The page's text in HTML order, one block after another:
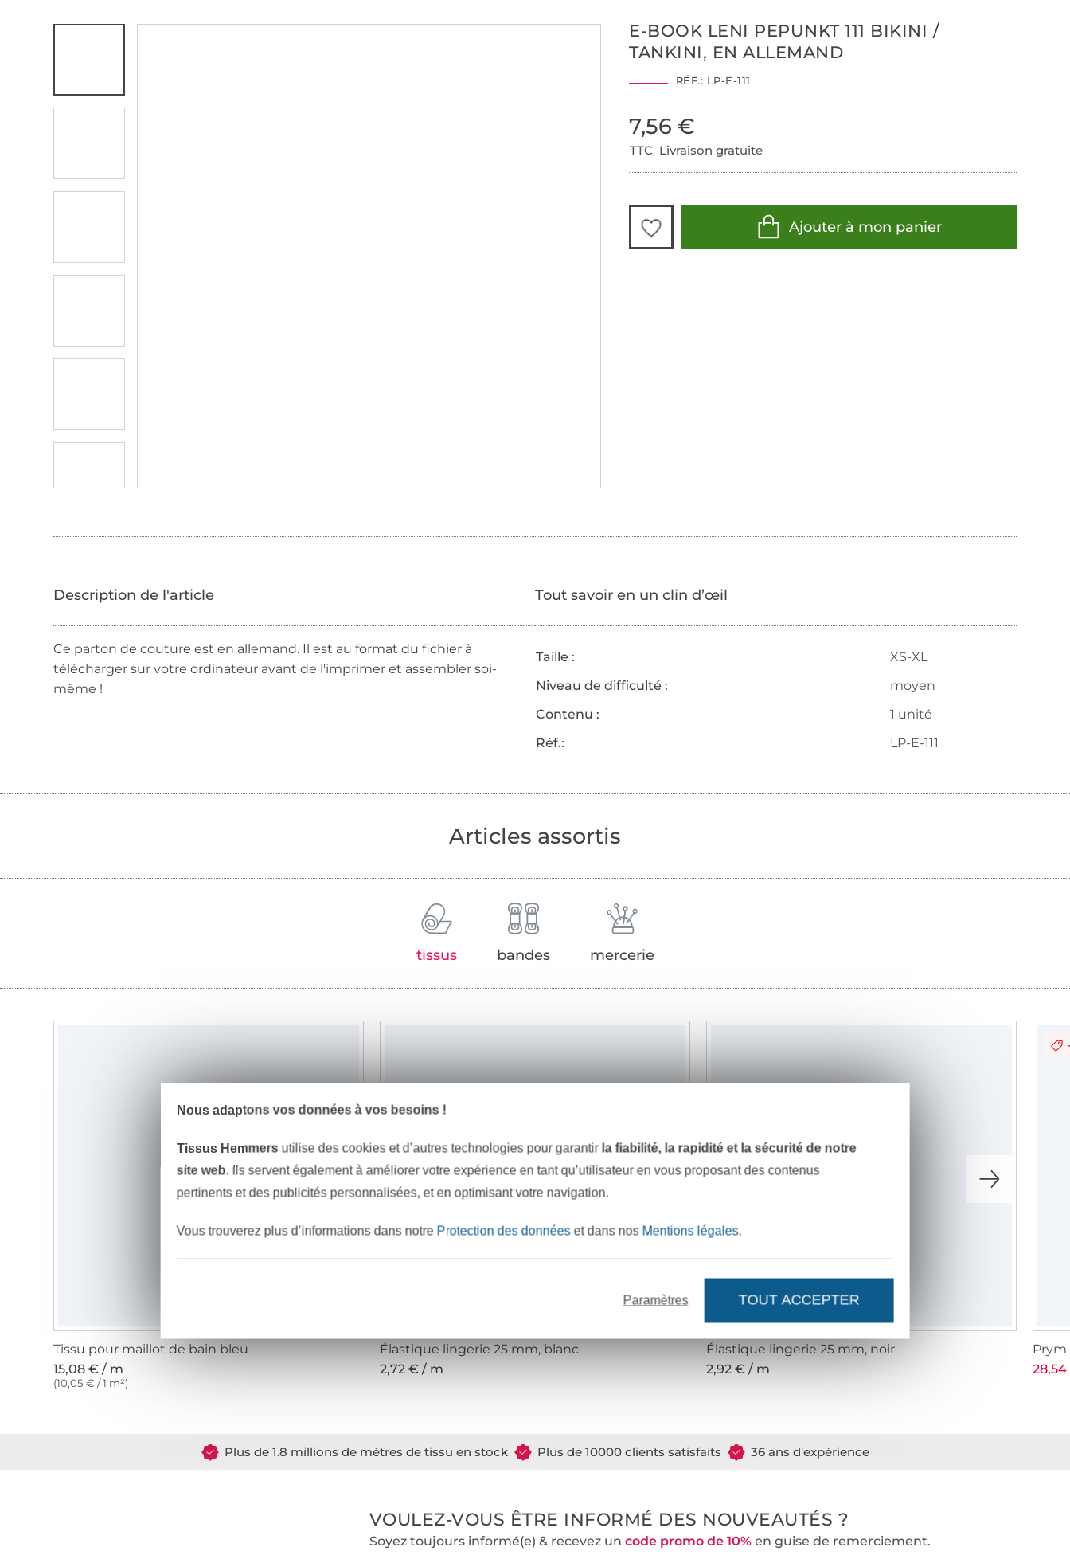
E-BOOK LENI PEPUNKT 111 BIKINI /
TANKINI, EN ALLEMAND
RÉF.: LP-E-111
7,56 €
TTC Livraison gratuite
Ajouter à mon panier
Ce parton de couture est en allemand. Il est au format du fichier à
télécharger sur votre ordinateur avant de l'imprimer et assembler soi-
même !
Tout savoir en un clin d’œil
Taille :
XS-XL
Niveau de difficulté :
moyen
Contenu :
1 unité
Réf.:
LP-E-111
Articles assortis
tissus bandes mercerie
Tissu pour maillot de bain bleu
15,08 € / m
(10,05 € / 1 m²)
Élastique lingerie 25 mm, blanc
2,72 € / m
Élastique lingerie 25 mm, noir
2,92 € / m
Prym
Plus de 1.8 millions de mètres de tissu en stock Plus de 10000 clients satisfaits 36 ans d'expérience
VOULEZ-VOUS ÊTRE INFORMÉ DES NOUVEAUTÉS ?
Soyez toujours informé(e) & recevez un code promo de 10%en guise de remerciement.
Nous adaptons vos données à vos besoins !
Tissus Hemmers utilise des cookies et d’autres technologies pour garantir la fiabilité, la rapidité et la sécurité de notre
site web. Ils servent également à améliorer votre expérience en tant qu’utilisateur en vous proposant des contenus
pertinents et des publicités personnalisées, et en optimisant votre navigation.
Vous trouverez plus d’informations dans notre Protection des donnéeset dans nos Mentions légales.
Paramètres TOUT ACCEPTER